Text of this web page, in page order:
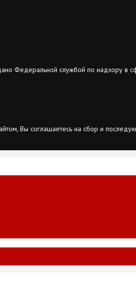
Федеральной службой по надзору в
Вы соглашаетесь на сбор и